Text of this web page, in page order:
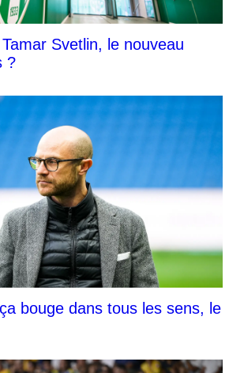
Svetlin, le nouveau
?
bouge dans tous les sens, le